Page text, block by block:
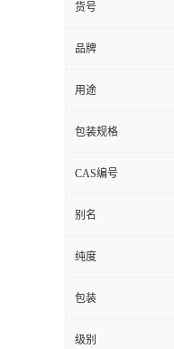
货号
品牌
用途
包装规格
CAS编号
别名
纯度
包装
级别